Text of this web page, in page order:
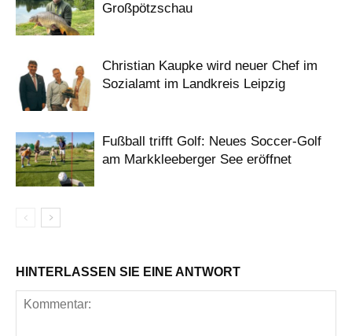
Großpötzschau
Christian Kaupke wird neuer Chef im
Sozialamt im Landkreis Leipzig
Fußball trifft Golf: Neues Soccer-Golf
am Markkleeberger See eröffnet
HINTERLASSEN SIE EINE ANTWORT